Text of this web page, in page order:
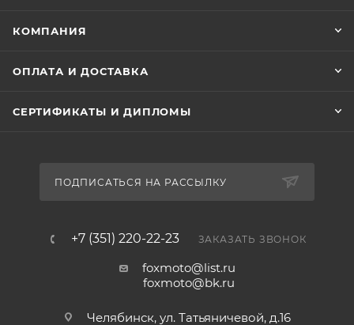
КОМПАНИЯ
ОПЛАТА И ДОСТАВКА
СЕРТИФИКАТЫ И ДИПЛОМЫ
ПОДПИСАТЬСЯ НА РАССЫЛКУ
+7 (351) 220-22-23 ЗАКАЗАТЬ ЗВОНОК
foxmoto@list.ru
foxmoto@bk.ru
Челябинск, ул. Татьяничевой, д.16